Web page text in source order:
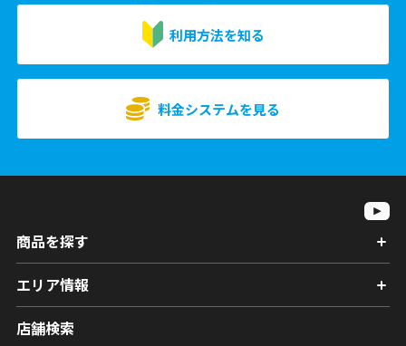
利用方法を知る
料金システムを見る
商品を探す
エリア情報
店舗検索